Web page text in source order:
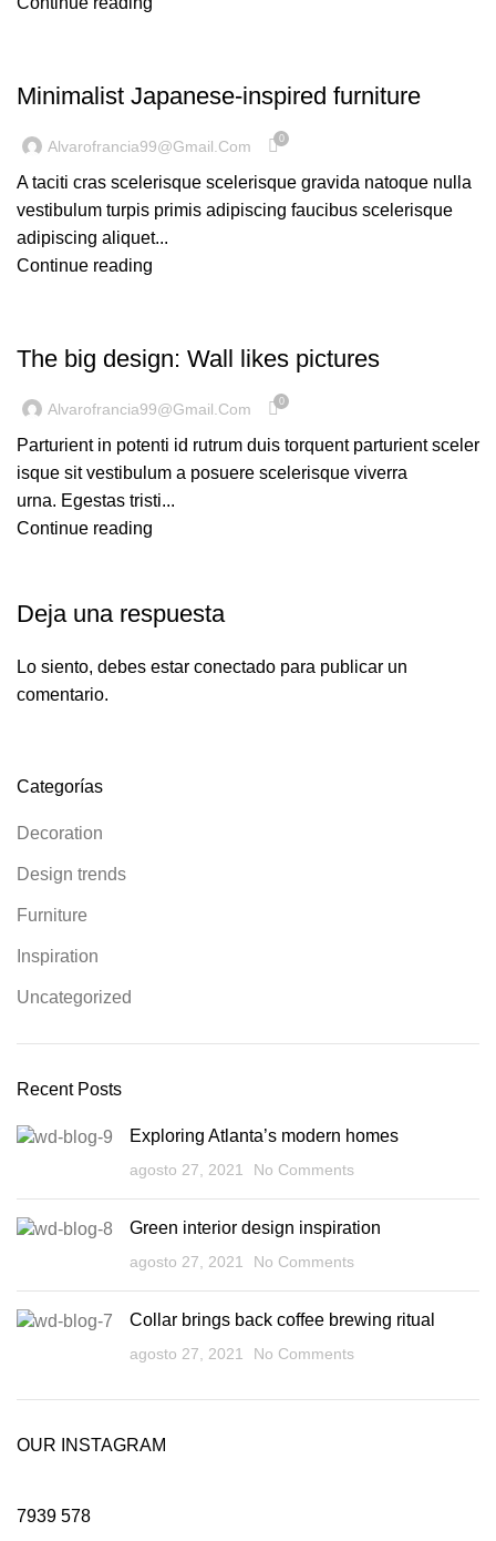
Minimalist Japanese-inspired furniture
Alvarofrancia99@gmail.com 0
A taciti cras scelerisque scelerisque gravida natoque nulla
vestibulum turpis primis adipiscing faucibus scelerisque
adipiscing aliquet...
Continue reading
The big design: Wall likes pictures
Alvarofrancia99@gmail.com 0
Parturient in potenti id rutrum duis torquent parturient sceler
isque sit vestibulum a posuere scelerisque viverra
urna. Egestas tristi...
Continue reading
Deja una respuesta
Lo siento, debes estar conectado para publicar un
comentario.
Categorías
Decoration
Design trends
Furniture
Inspiration
Uncategorized
Recent Posts
Exploring Atlanta’s modern homes
agosto 27, 2021 No Comments
Green interior design inspiration
agosto 27, 2021 No Comments
Collar brings back coffee brewing ritual
agosto 27, 2021 No Comments
OUR INSTAGRAM
7939 578